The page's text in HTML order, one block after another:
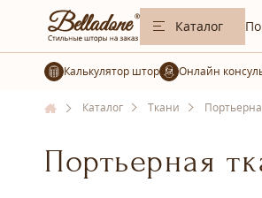
Каталог
Калькулятор штор
Каталог Ткани
Портьерная